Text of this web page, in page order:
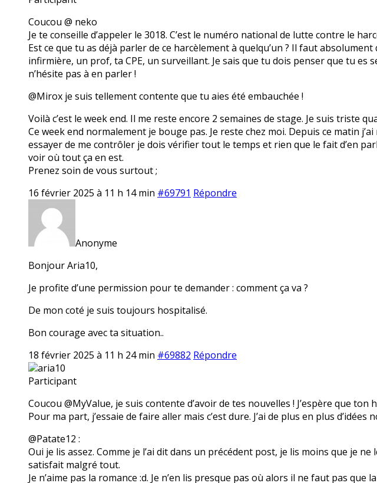
Coucou @ neko
Je te conseille d’appeler le 3018. C’est le numéro national de lutte contre le
Est ce que tu as déjà parler de ce harcèlement à quelqu’un ? Il faut
infirmière, un prof, ta CPE, un surveillant. Je sais que tu dois penser que tu
n’hésite pas à en parler !
@Mirox je suis tellement contente que tu aies été embauchée !
Voilà c’est le week end. Il me reste encore 2 semaines de stage. Je suis triste
Ce week end normalement je bouge pas. Je reste chez moi. Depuis ce matin
essayer de me contrôler je dois vérifier tout le temps et rien que le fait d’en
voir où tout ça en est.
Prenez soin de vous surtout ;
16 février 2025 à 11 h 14 min #69791 Répondre
Anonyme
Bonjour Aria10,
Je profite d’une permission pour te demander : comment ça va ?
De mon coté je suis toujours hospitalisé.
Bon courage avec ta situation..
18 février 2025 à 11 h 24 min #69882 Répondre
aria10
Participant
Coucou @MyValue, je suis contente d’avoir de tes nouvelles ! J’espère que
Pour ma part, j’essaie de faire aller mais c’est dure. J’ai de plus en plus
@Patate12 :
Oui je lis assez. Comme je l’ai dit dans un précédent post, je lis moins que je
satisfait malgré tout.
Je n’aime pas la romance :d. Je n’en lis presque pas où alors il ne faut pas